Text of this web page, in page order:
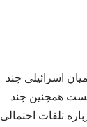
اسرائیلی چند
همچنین چند
تلفات احتمالی